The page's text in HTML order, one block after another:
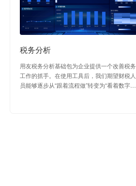
税务分析
用友税务分析基础包为企业提供一个改善税务
工作的抓手。在使用工具后，我们期望财税人
员能够逐步从“跟着流程做”转变为“看着数字